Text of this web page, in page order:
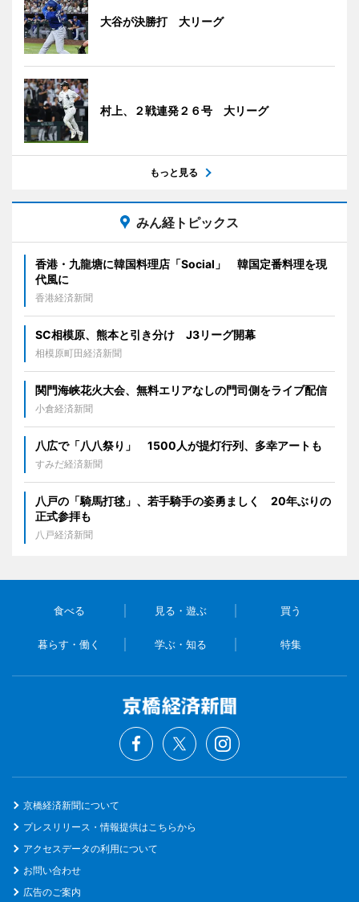
大谷が決勝打 大リーグ
村上、２戦連発２６号 大リーグ
もっと見る
みん経トピックス
香港・九龍塘に韓国料理店「Social」 韓国定番料理を現
代風に
香港経済新聞
SC相模原、熊本と引き分け J3リーグ開幕
相模原町田経済新聞
関門海峡花火大会、無料エリアなしの門司側をライブ配信
小倉経済新聞
八広で「八八祭り」 1500人が提灯行列、多幸アートも
すみだ経済新聞
八戸の「騎馬打毬」、若手騎手の姿勇ましく 20年ぶりの
正式参拝も
八戸経済新聞
食べる 見る・遊ぶ 買う
暮らす・働く 学ぶ・知る 特集
京橋経済新聞について
プレスリリース・情報提供はこちらから
アクセスデータの利用について
お問い合わせ
広告のご案内